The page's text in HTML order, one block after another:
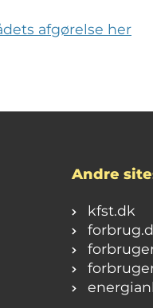
afgørelse her
Andre
kfst.dk